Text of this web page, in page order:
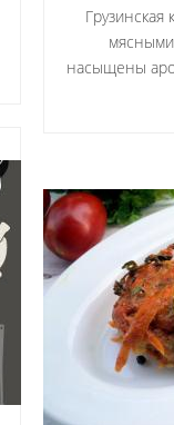
Грузинская
насыщены